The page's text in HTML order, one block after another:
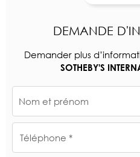
DEMANDE
Demander plus
SOTHEBY'S
Nom et prénom
Téléphone *